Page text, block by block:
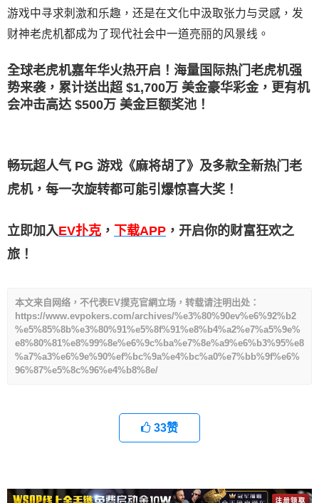
游戏中寻求刺激和乐趣，还是在文化中汲取张力与灵感，发
财神老虎机都成为了现代社会中一道亮丽的风景线。
全球老虎机嘉年华火热开启！海量国际热门老虎机强
势来袭，累计送出超 $1,700万 美金豪华彩金，更有机
会冲击高达 $500万 美金巨额奖池！
畅玩超人气 PG 游戏《麻将胡了》及多款全新热门老
虎机，每一次旋转都可能引爆惊喜大奖！
立即加入EV扑克 ， 下载APP ，开启你的财富狂欢之
旅！
本文来自网络，不代表EV撲克官網立场，转载请注明出处：
https://www.evpokers.com/archives/%e3%80%90ev%e6%92%b2
%e5%85%8b%e3%80%91%e5%8f%91%e8%b4%a2%e7%a5%9e%
e8%80%81%e8%99%8e%e6%9c%ba%e7%8e%a9%e6%b3%95%e8
%a7%a3%e6%9e%90%ef%bc%9a%e4%bc%a0%e7%bb%9f%e6%
96%87%e5%8c%96%e4%b8%8e/
33赞